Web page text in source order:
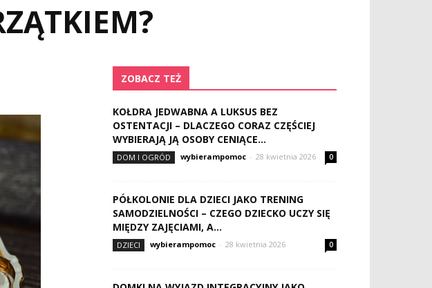
ZOBACZ TEŻ
KOŁDRA JEDWABNA A LUKSUS BEZ
OSTENTACJI – DLACZEGO CORAZ CZĘŚCIEJ
WYBIERAJĄ JĄ OSOBY CENIĄCE...
DOM I OGRÓD wybierampomoc - 28 kwietnia 2026 0
PÓŁKOLONIE DLA DZIECI JAKO TRENING
SAMODZIELNOŚCI – CZEGO DZIECKO UCZY SIĘ
MIĘDZY ZAJĘCIAMI, A...
DZIECI wybierampomoc - 28 kwietnia 2026 0